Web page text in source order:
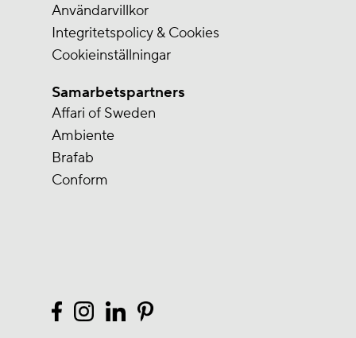
Användarvillkor
Integritetspolicy & Cookies
Cookieinställningar
Samarbetspartners
Affari of Sweden
Ambiente
Brafab
Conform